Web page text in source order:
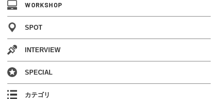
WORKSHOP
SPOT
INTERVIEW
SPECIAL
カテゴリ